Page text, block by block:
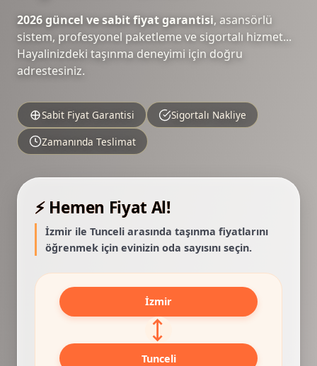
2026 güncel ve sabit fiyat garantisi, asansörlü
sistem, profesyonel paketleme ve sigortalı hizmet...
Hayalinizdeki taşınma deneyimi için doğru
adrestesiniz.
Sabit Fiyat Garantisi
Sigortalı Nakliye
Zamanında Teslimat
⚡ Hemen Fiyat Al!
İzmir ile Tunceli arasında taşınma fiyatlarını
öğrenmek için evinizin oda sayısını seçin.
İzmir
⟷
Tunceli